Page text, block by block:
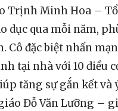
Trịnh Minh Hoa –
dục qua mỗi năm,
Cô đặc biệt nhấn
tại nhà với 10 điều
tăng sự gắn kết
Đỗ Văn Lưỡng –